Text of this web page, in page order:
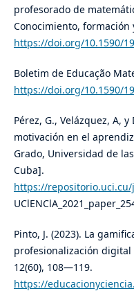
profesorado de
Conocimiento, formación
https://doi.org/10.1590/
Boletim de Educação
https://doi.org/10.1590/
Pérez, G., Velázquez, A,
motivación en el
Grado, Universidad de
Cuba].
https://
Pinto, J. (2023). La
profesionalización digital
12(60), 108—119.
https://